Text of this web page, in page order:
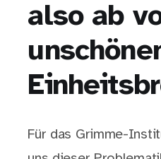
also ab
Für das Grimme-